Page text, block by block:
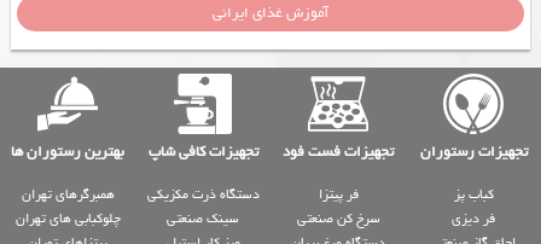
آموزش غذای ایرانی
تجهیزات رستوران تجهیزات فست فود تجهیزات کافی شاپ بهترین رستوران ها
کباب پز
فر دیزی
فر پیتزا
سرخ کن صنعتی
دستگاه ذرت مکزیکی
سینک صنعتی
همبرگرهای تهران
چلوکبابی های تهران